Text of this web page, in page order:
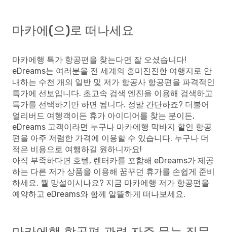
마카에(으)로 떠나세요
마카에행 특가 항공편을 찾는다면 잘 오셨습니다!
eDreams는 여러분을 전 세계의 흥미진진한 여행지로 안
내하는 수천 개의 일반 및 저가 항공사 항공편을 파격적인
특가에 선보입니다. 초고속 검색 엔진을 이용해 검색하고
특가를 선택하기만 하면 됩니다. 정말 간단하죠? 더불어
얼리버드 여행객이든 휴가 아이디어를 찾는 분이든,
eDreams 고객이라면 누구나 마카에행 막바지 할인 항공
편을 아주 저렴한 가격에 이용할 수 있습니다. 누구나 더
적은 비용으로 여행하길 원하니까요!
아직 부족하다면 호텔, 렌터카를 포함해 eDreams가 제공
하는 다른 저가 상품을 이용해 꿈꾸던 휴가를 손쉽게 준비
하세요. 뭘 망설이시나요? 지금 마카에행 저가 항공편을
예약하고 eDreams와 함께 알뜰하게 떠나보세요.